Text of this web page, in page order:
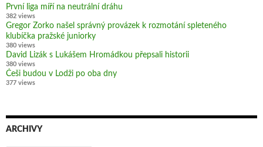
První liga míří na neutrální dráhu
382 views
Gregor Zorko našel správný provázek k rozmotání spleteného
klubíčka pražské juniorky
380 views
David Lizák s Lukášem Hromádkou přepsali historii
380 views
Češi budou v Lodži po oba dny
377 views
ARCHIVY